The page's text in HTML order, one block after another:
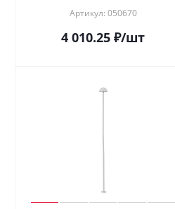
Артикул: 050670
4 010.25 ₽/шт